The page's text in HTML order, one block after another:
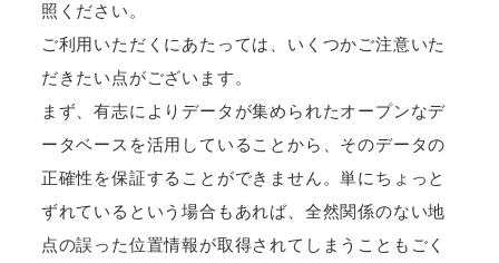
照ください。
ご利用いただくにあたっては、いくつかご注意いた
だきたい点がございます。
まず、有志によりデータが集められたオープンなデ
ータベースを活用していることから、そのデータの
正確性を保証することができません。単にちょっと
ずれているという場合もあれば、全然関係のない地
点の誤った位置情報が取得されてしまうこともごく